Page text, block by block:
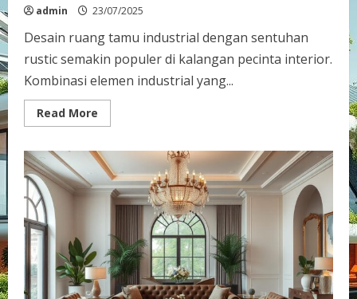
admin 23/07/2025
Desain ruang tamu industrial dengan sentuhan
rustic semakin populer di kalangan pecinta interior.
Kombinasi elemen industrial yang...
Read More
more
Ruang
Tamu
Industrial
dengan
Sentuhan
Rustic:
Menggabungkan
Keanggunan
dan
Kehangatan
dalam
Interior
Anda